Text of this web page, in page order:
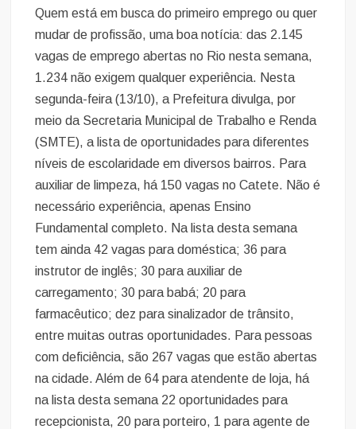
Quem está em busca do primeiro emprego ou quer
mudar de profissão, uma boa notícia: das 2.145
vagas de emprego abertas no Rio nesta semana,
1.234 não exigem qualquer experiência. Nesta
segunda-feira (13/10), a Prefeitura divulga, por
meio da Secretaria Municipal de Trabalho e Renda
(SMTE), a lista de oportunidades para diferentes
níveis de escolaridade em diversos bairros. Para
auxiliar de limpeza, há 150 vagas no Catete. Não é
necessário experiência, apenas Ensino
Fundamental completo. Na lista desta semana
tem ainda 42 vagas para doméstica; 36 para
instrutor de inglês; 30 para auxiliar de
carregamento; 30 para babá; 20 para
farmacêutico; dez para sinalizador de trânsito,
entre muitas outras oportunidades. Para pessoas
com deficiência, são 267 vagas que estão abertas
na cidade. Além de 64 para atendente de loja, há
na lista desta semana 22 oportunidades para
recepcionista, 20 para porteiro, 1 para agente de